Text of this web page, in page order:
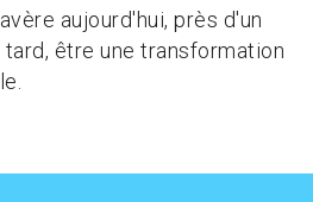
aujourd'hui, près d'un
être une transformation